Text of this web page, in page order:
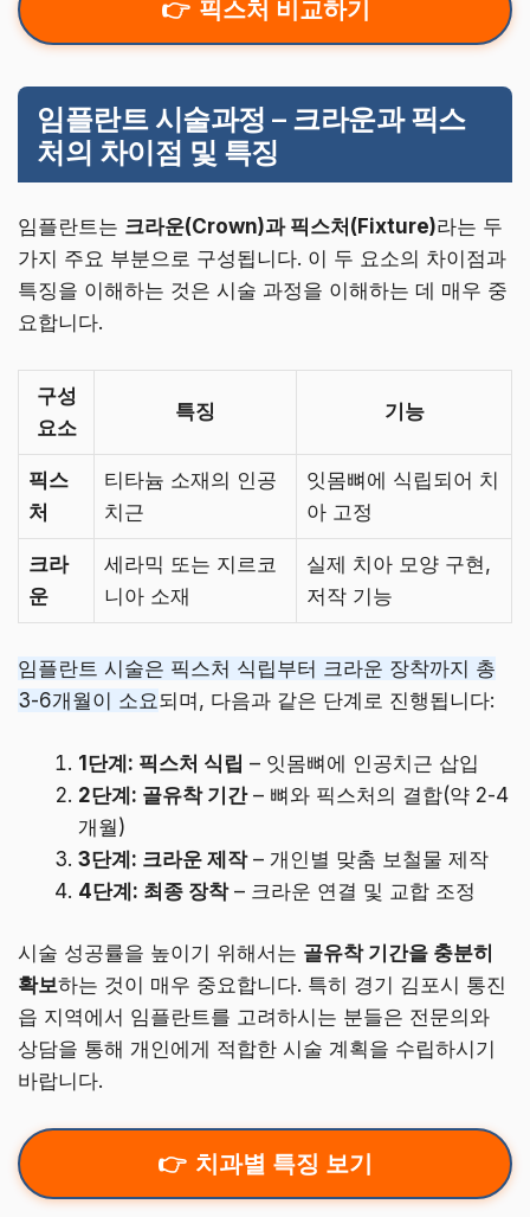
픽스처 비교하기
임플란트 시술과정 – 크라운과 픽스
처의 차이점 및 특징
임플란트는 크라운(Crown)과 픽스처(Fixture)라는 두
가지 주요 부분으로 구성됩니다. 이 두 요소의 차이점과
특징을 이해하는 것은 시술 과정을 이해하는 데 매우 중
요합니다.
구성
요소
특징 기능
픽스
처
티타늄 소재의 인공
치근
잇몸뼈에 식립되어 치
아 고정
크라
운
세라믹 또는 지르코
니아 소재
실제 치아 모양 구현,
저작 기능
임플란트 시술은 픽스처 식립부터 크라운 장착까지 총
3-6개월이 소요되며, 다음과 같은 단계로 진행됩니다:
1단계: 픽스처 식립 – 잇몸뼈에 인공치근 삽입
2단계: 골유착 기간– 뼈와 픽스처의 결합(약 2-4
개월)
3단계: 크라운 제작– 개인별 맞춤 보철물 제작
4단계: 최종 장착– 크라운 연결 및 교합 조정
시술 성공률을 높이기 위해서는 골유착 기간을 충분히
확보하는 것이 매우 중요합니다. 특히 경기 김포시 통진
읍 지역에서 임플란트를 고려하시는 분들은 전문의와
상담을 통해 개인에게 적합한 시술 계획을 수립하시기
바랍니다.
치과별 특징 보기